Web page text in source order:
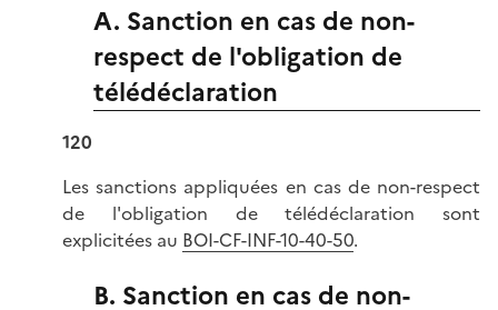
A. Sanction en cas de non-
respect de l'obligation de
télédéclaration
120
Les sanctions appliquées en cas de non-respect
de l'obligation de télédéclaration sont
explicitées au BOI-CF-INF-10-40-50.
B. Sanction en cas de non-